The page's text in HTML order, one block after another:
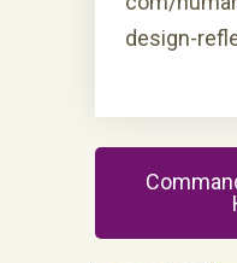
design-